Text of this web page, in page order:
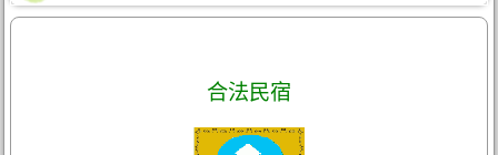
合法民宿